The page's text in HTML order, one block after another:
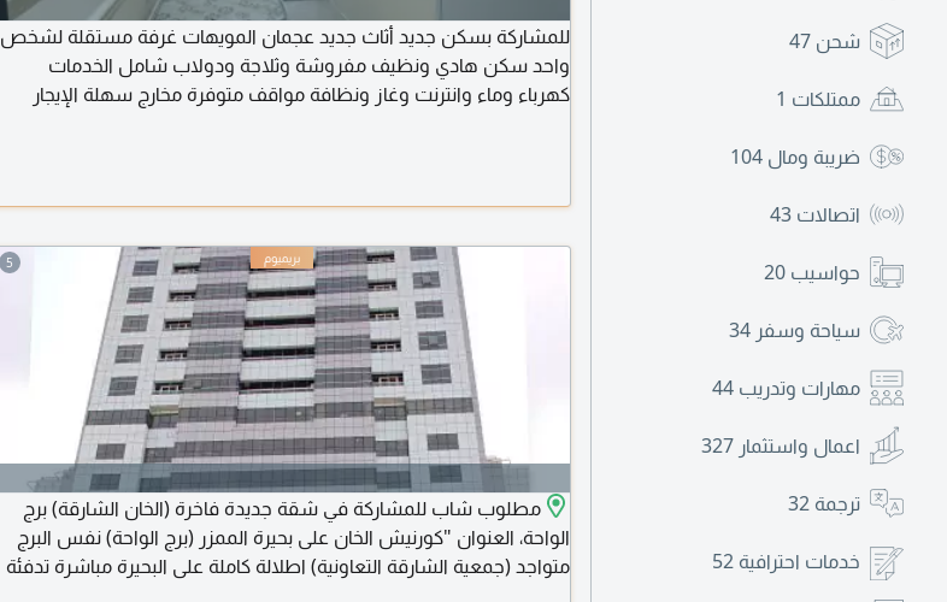
شحن 47
ممتلكات 1
ضريبة ومال 104
اتصالات 43
حواسيب 20
سياحة وسفر 34
مهارات وتدريب 44
اعمال واستثمار 327
ترجمة 32
خدمات احترافية 52
للمشاركة بسكن جديد أثاث جديد عجمان المويهات غرفة مستقلة لشخص
واحد سكن هادي ونظيف مفروشة وثلاجة ودولاب شامل الخدمات
كهرباء وماء وانترنت وغاز ونظافة مواقف متوفرة مخارج سهلة الإيجار
5
مطلوب شاب للمشاركة في شقة جديدة فاخرة (الخان الشارقة) برج
الواحة، العنوان "كورنيش الخان على بحيرة الممزر (برج الواحة) نفس البرج
متواجد (جمعية الشارقة التعاونية) اطلالة كاملة على البحيرة مباشرة تدفئة